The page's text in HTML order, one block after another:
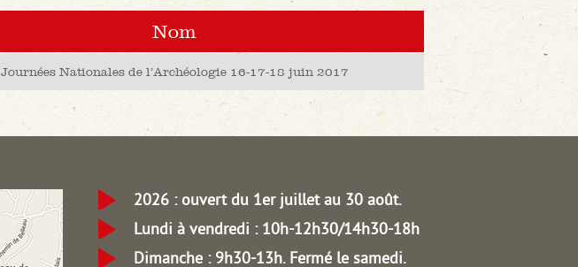
Nom
Journées Nationales de l’Archéologie 16-17-18 juin 2017
2026 : ouvert du 1er juillet au 30 août.
Lundi à vendredi : 10h-12h30/14h30-18h
Dimanche : 9h30-13h. Fermé le samedi.